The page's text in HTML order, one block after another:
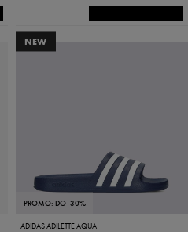
NEW
PROMO: DO -30%
ADIDAS ADILETTE AQUA